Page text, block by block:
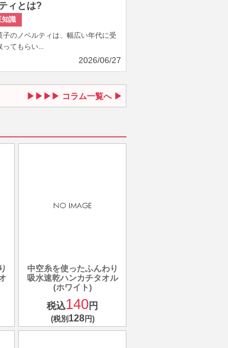
ィとは?
知識
子のノベルティは、幅広い年代に受
ってもらい...
2026/06/27
コラム一覧へ
中空糸を使ったふんわり
吸水速乾ハンカチタオル
(ホワイト)
税込140円
(税別128円)